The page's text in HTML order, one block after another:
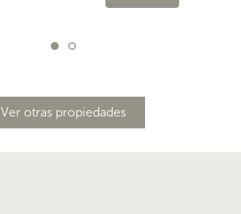
Ver otras propiedades